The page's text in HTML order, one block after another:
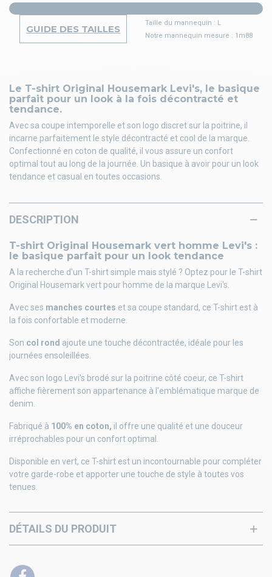
Le T-shirt Original Housemark Levi's, le basique
parfait pour un look à la fois décontracté et
tendance.
Avec sa coupe intemporelle et son logo discret sur la poitrine, il
incarne parfaitement le style décontracté et cool de la marque.
Confectionné en coton de qualité, il vous assure un confort
optimal tout au long de la journée. Un basique à avoir pour un look
tendance et casual en toutes occasions.
GUIDE DES TAILLES
Taille du mannequin : L
Notre mannequin mesure : 1m88
DESCRIPTION
T-shirt Original Housemark vert homme Levi's :
le basique parfait pour un look tendance
A la recherche d'un T-shirt simple mais stylé ? Optez pour le T-shirt
Original Housemark vert pour homme de la marque Levi's.
Avec ses manches courtes et sa coupe standard, ce T-shirt est à
la fois confortable et moderne.
Son col rond ajoute une touche décontractée, idéale pour les
journées ensoleillées.
Avec son logo Levi's brodé sur la poitrine côté coeur, ce T-shirt
affiche fièrement son appartenance à l'emblématique marque de
denim.
Fabriqué à 100% en coton, il offre une qualité et une douceur
irréprochables pour un confort optimal.
Disponible en vert, ce T-shirt est un incontournable pour compléter
votre garde-robe et apporter une touche de style à toutes vos
tenues.
DÉTAILS DU PRODUIT